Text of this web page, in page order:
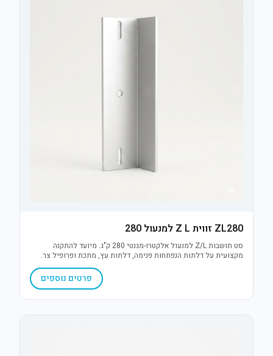
ZL280 זווית Z L למנעול 280
סט תושבות Z/L למנעול אלקטרו-מגנטי 280 ק"ג. מיועד להתקנה
מקצועית על דלתות הנפתחות פנימה, דלתות עץ, מתכת ופרופיל צר.
מבנה חזק ועמיד המבטיח הצמדה מדויקת וביצועים אופטימליים.
פרטים נוספים